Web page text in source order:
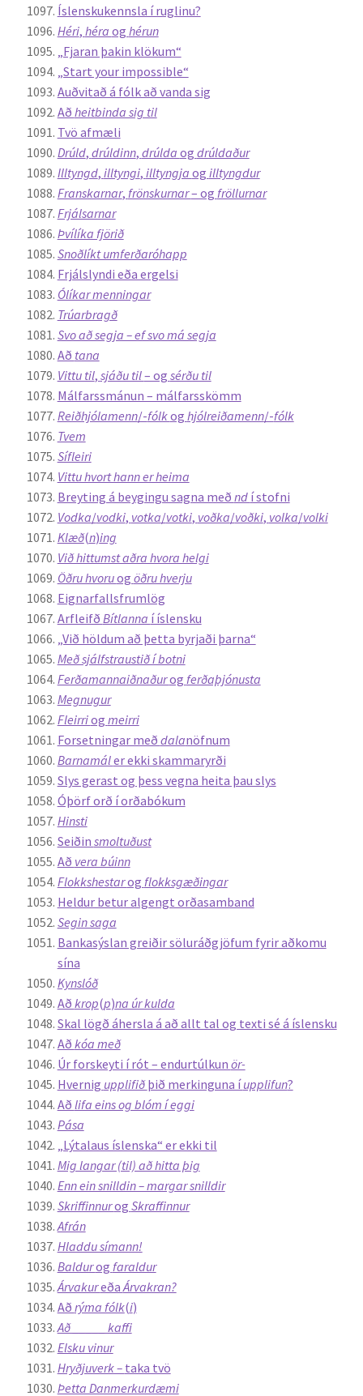
Íslenskukennsla í ruglinu?
Héri, héra og hérun
„Fjaran þakin klökum“
„Start your impossible“
Auðvitað á fólk að vanda sig
Að heitbinda sig til
Tvö afmæli
Drúld, drúldinn, drúlda og drúldaður
Illtyngd, illtyngi, illtyngja og illtyngdur
Franskarnar, frönskurnar– og fröllurnar
Frjálsarnar
Þvílíka fjörið
Snoðlíkt umferðaróhapp
Frjálslyndi eða ergelsi
Ólíkar menningar
Trúarbragð
Svo að segja – ef svo má segja
Að tana
Vittu til, sjáðu til– og sérðu til
Málfarssmánun – málfarsskömm
Reiðhjólamenn/-fólkog hjólreiðamenn/-fólk
Tvem
Sífleiri
Vittu hvort hann er heima
Breyting á beygingu sagna með nd í stofni
Vodka/vodki, votka/votki, voðka/voðki, volka/volki
Klæð(n)ing
Við hittumst aðra hvora helgi
Öðru hvoruog öðru hverju
Eignarfallsfrumlög
Arfleifð Bítlanna í íslensku
„Við höldum að þetta byrjaði þarna“
Með sjálfstraustið í botni
Ferðamannaiðnaðurog ferðaþjónusta
Megnugur
Fleirriog meirri
Forsetningar með dalanöfnum
Barnamáler ekki skammaryrði
Slys gerast og þess vegna heita þau slys
Óþörf orð í orðabókum
Hinsti
Seiðin smoltuðust
Að vera búinn
Flokkshestarog flokksgæðingar
Heldur betur algengt orðasamband
Segin saga
Bankasýslan greiðir söluráðgjöfum fyrir aðkomu
sína
Kynslóð
Að krop(p)na úr kulda
Skal lögð áhersla á að allt tal og texti sé á íslensku
Að kóa með
Úr forskeyti í rót – endurtúlkun ör-
Hvernig upplifiðþið merkinguna íupplifun?
Að lifa eins og blóm í eggi
Pása
„Lýtalaus íslenska“ er ekki til
Mig langar (til) að hitta þig
Enn ein snilldin – margar snilldir
Skriffinnurog Skraffinnur
Afrán
Hladdu símann!
Baldurog faraldur
ÁrvakureðaÁrvakran?
Að rýma fólk(i)
Að _____ kaffi
Elsku vinur
Hryðjuverk – taka tvö
Þetta Danmerkurdæmi